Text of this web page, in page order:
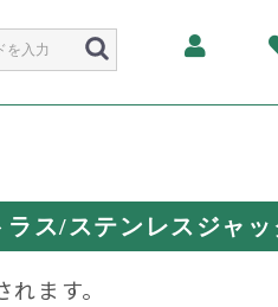
ス/ステンレスジャッ
ます。